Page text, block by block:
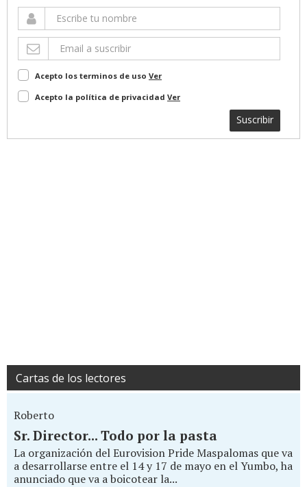
Acepto los terminos de uso Ver
Acepto la política de privacidad Ver
Suscribir
Cartas de los lectores
Roberto
Sr. Director... Todo por la pasta
La organización del Eurovision Pride Maspalomas que va
a desarrollarse entre el 14 y 17 de mayo en el Yumbo, ha
anunciado que va a boicotear la...